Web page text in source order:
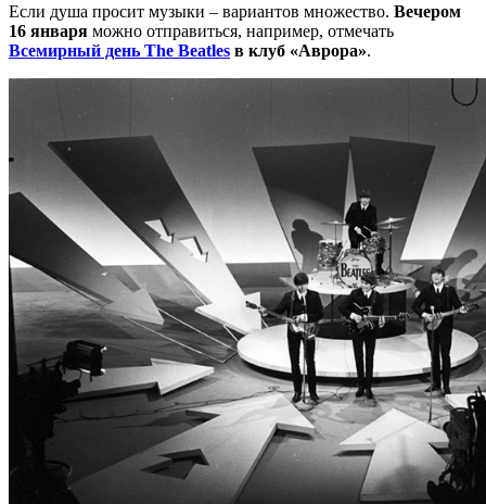
Если душа просит музыки – вариантов множество. Вечером
16 января можно отправиться, например, отмечать
Всемирный день The Beatles в клуб «Аврора».